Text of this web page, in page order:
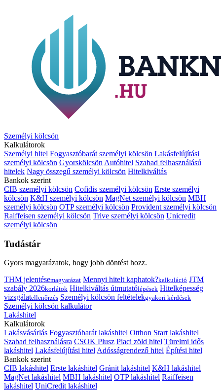
Személyi kölcsön
Kalkulátorok
Személyi hitel Fogyasztóbarát személyi kölcsön Lakásfelújítási
személyi kölcsön Gyorskölcsön Autóhitel Szabad felhasználású
hitelek Nagy összegű személyi kölcsön Hitelkiváltás
Bankok szerint
CIB személyi kölcsön Cofidis személyi kölcsön Erste személyi
kölcsön K&H személyi kölcsön MagNet személyi kölcsön MBH
személyi kölcsön OTP személyi kölcsön Provident személyi kölcsön
Raiffeisen személyi kölcsön Trive személyi kölcsön Unicredit
személyi kölcsön
Tudástár
Gyors magyarázatok, hogy jobb döntést hozz.
THM jelentésemagyarázat Mennyi hitelt kaphatok?kalkuláció JTM
szabály 2026korlátok Hitelkiváltás útmutatólépések Hitelképesség
vizsgálatellenőrzés Személyi kölcsön feltételekgyakori kérdések
Személyi kölcsön kalkulátor
Lakáshitel
Kalkulátorok
Lakásvásárlás Fogyasztóbarát lakáshitel Otthon Start lakáshitel
Szabad felhasználásra CSOK Plusz Piaci zöld hitel Türelmi idős
lakáshitel Lakásfelújítási hitelAdósságrendező hitel Építési hitel
Bankok szerint
CIB lakáshitel Erste lakáshitel Gránit lakáshitel K&H lakáshitel
MagNet lakáshitel MBH lakáshitel OTP lakáshitel Raiffeisen
lakáshitel UniCredit lakáshitel